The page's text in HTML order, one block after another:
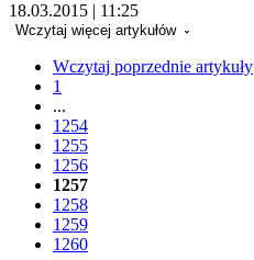
18.03.2015 | 11:25
Wczytaj więcej artykułów
Wczytaj poprzednie artykuły
1
...
1254
1255
1256
1257
1258
1259
1260